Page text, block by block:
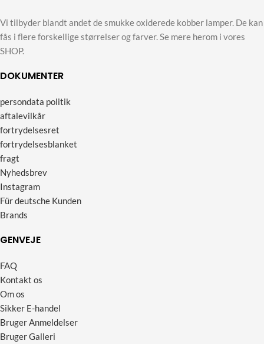
Vi tilbyder blandt andet de smukke oxiderede kobber lamper. De kan
fås i flere forskellige størrelser og farver. Se mere herom i vores
SHOP.
DOKUMENTER
persondata politik
aftalevilkår
fortrydelsesret
fortrydelsesblanket
fragt
Nyhedsbrev
Instagram
Für deutsche Kunden
Brands
GENVEJE
FAQ
Kontakt os
Om os
Sikker E-handel
Bruger Anmeldelser
Bruger Galleri